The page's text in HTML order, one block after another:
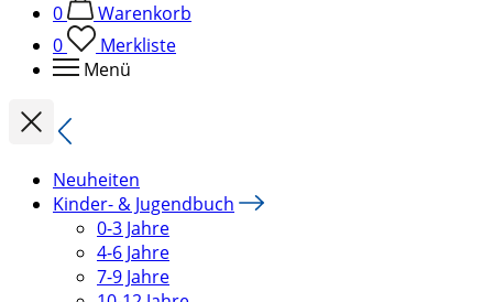
0
Warenkorb
0
Merkliste
Menü
Neuheiten
Kinder- & Jugendbuch
0-3 Jahre
4-6 Jahre
7-9 Jahre